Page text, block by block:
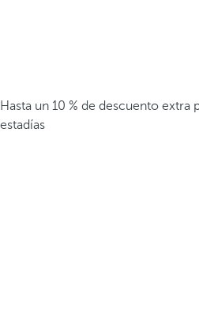
Hasta un 10 % de descuento
estadías